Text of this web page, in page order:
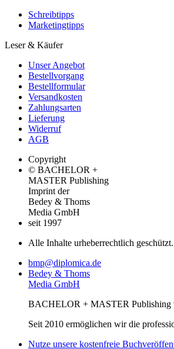
Schreibtipps
Marketingtipps
Leser & Käufer
Unser Angebot
Bestellvorgang
Bestellformular
Versandkosten
Zahlungsarten
Lieferung
Widerruf
AGB
Copyright
© BACHELOR +
MASTER Publishing
Imprint der
Bedey & Thoms
Media GmbH
seit 1997
Alle Inhalte urheberrechtlich
bmp@diplomica.de
Bedey & Thoms
Media GmbH
BACHELOR + MASTER Publishing
Seit 2010 ermöglichen wir die
Nutze unsere kostenfreie